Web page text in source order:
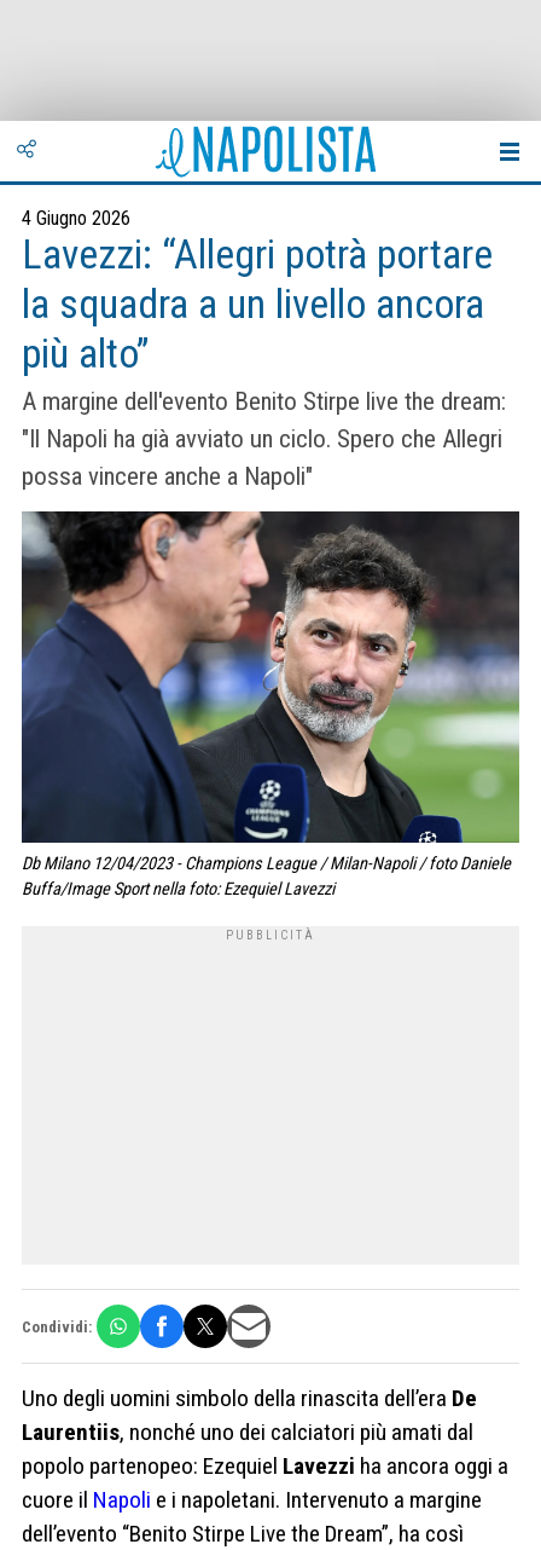
4 Giugno 2026
Lavezzi: “Allegri potrà portare
la squadra a un livello ancora
più alto”
A margine dell'evento Benito Stirpe live the dream:
"Il Napoli ha già avviato un ciclo. Spero che Allegri
possa vincere anche a Napoli"
Db Milano 12/04/2023 - Champions League / Milan-Napoli / foto Daniele
Buffa/Image Sport nella foto: Ezequiel Lavezzi
Condividi:
Uno degli uomini simbolo della rinascita dell’era De
Laurentiis, nonché uno dei calciatori più amati dal
popolo partenopeo: Ezequiel Lavezzi ha ancora oggi a
cuore il Napoli e i napoletani. Intervenuto a margine
dell’evento “Benito Stirpe Live the Dream”, ha così